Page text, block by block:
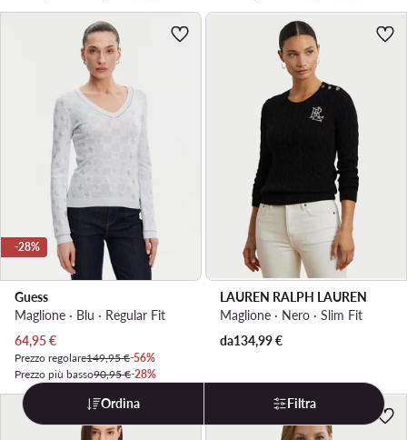
-28%
Guess
Maglione · Blu · Regular Fit
Prezzo attuale
64,95€
Prezzo regolare149,95 €-56%
Prezzo più basso90,95 €-28%
LAUREN RALPH LAUREN
Maglione · Nero · Slim Fit
da134,99€
Ordina Filtra